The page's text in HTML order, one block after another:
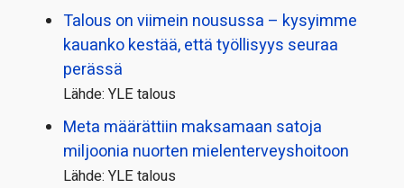
Talous on viimein nousussa – kysyimme
kauanko kestää, että työllisyys seuraa
perässä
Lähde: YLE talous
Meta määrättiin maksamaan satoja
miljoonia nuorten mielenterveyshoitoon
Lähde: YLE talous